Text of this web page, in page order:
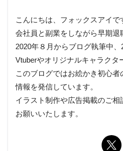
こんにちは、フォックスアイで
会社員と副業をしながら早期退
2020年８月からブログ執筆中
Vtuberやオリジナルキャラクタ
このブログではお絵かき初心
情報を発信しています。
イラスト制作や広告掲載のご相
お願いいたします。